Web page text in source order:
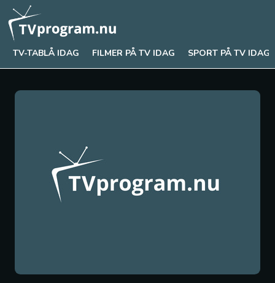
TV-TABLÅ IDAG FILMER PÅ TV IDAG SPORT PÅ TV IDAG